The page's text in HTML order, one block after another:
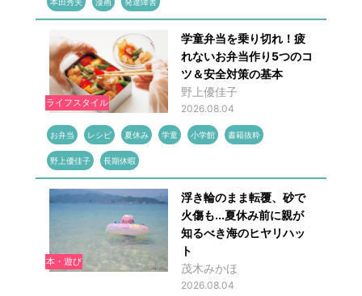
ライフスタイル
学童弁当を乗り切れ！疲
れないお弁当作り5つのコ
ツ＆安全対策の基本
野上優佳子
2026.08.04
お弁当 レシピ 夏休み 学童 小学館 書籍抜粋
野上優佳子 長期休暇
本・遊び
浮き輪のまま転覆、砂で
火傷も...夏休み前に親が
知るべき海のヒヤリハッ
ト
茂木みかほ
2026.08.04